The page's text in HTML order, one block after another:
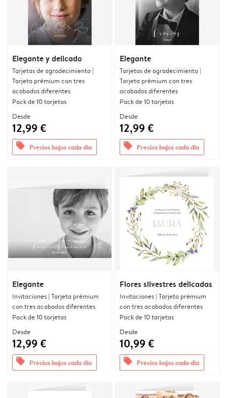
Elegante y delicado
Tarjetas de agradecimiento |
Tarjeta prémium con tres
acabados diferentes
Pack de 10 tarjetas
Desde
12,99 €
offers Precios bajos cada día
Elegante
Tarjetas de agradecimiento |
Tarjeta prémium con tres
acabados diferentes
Pack de 10 tarjetas
Desde
12,99 €
offers Precios bajos cada día
Elegante
Invitaciones | Tarjeta prémium
con tres acabados diferentes
Pack de 10 tarjetas
Desde
12,99 €
offers Precios bajos cada día
Flores silvestres delicadas
Invitaciones | Tarjeta prémium
con tres acabados diferentes
Pack de 10 tarjetas
Desde
10,99 €
offers Precios bajos cada día